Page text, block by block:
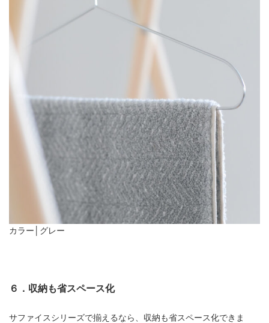
カラー│グレー
６．収納も省スペース化
サファイスシリーズで揃えるなら、収納も省スペース化できま